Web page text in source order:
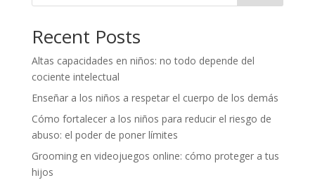
Recent Posts
Altas capacidades en niños: no todo depende del
cociente intelectual
Enseñar a los niños a respetar el cuerpo de los demás
Cómo fortalecer a los niños para reducir el riesgo de
abuso: el poder de poner límites
Grooming en videojuegos online: cómo proteger a tus
hijos